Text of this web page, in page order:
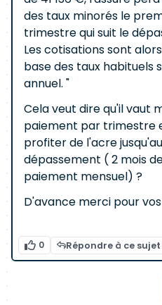
des taux minorés le
trimestre qui suit le
Les cotisations sont
base des taux habituels
annuel. "
Cela veut dire qu'il vaut
paiement par trimestre
profiter de l'acre
dépassement ( 2 mois
paiement mensuel) ?
D'avance merci pour
0 Répondre à ce sujet